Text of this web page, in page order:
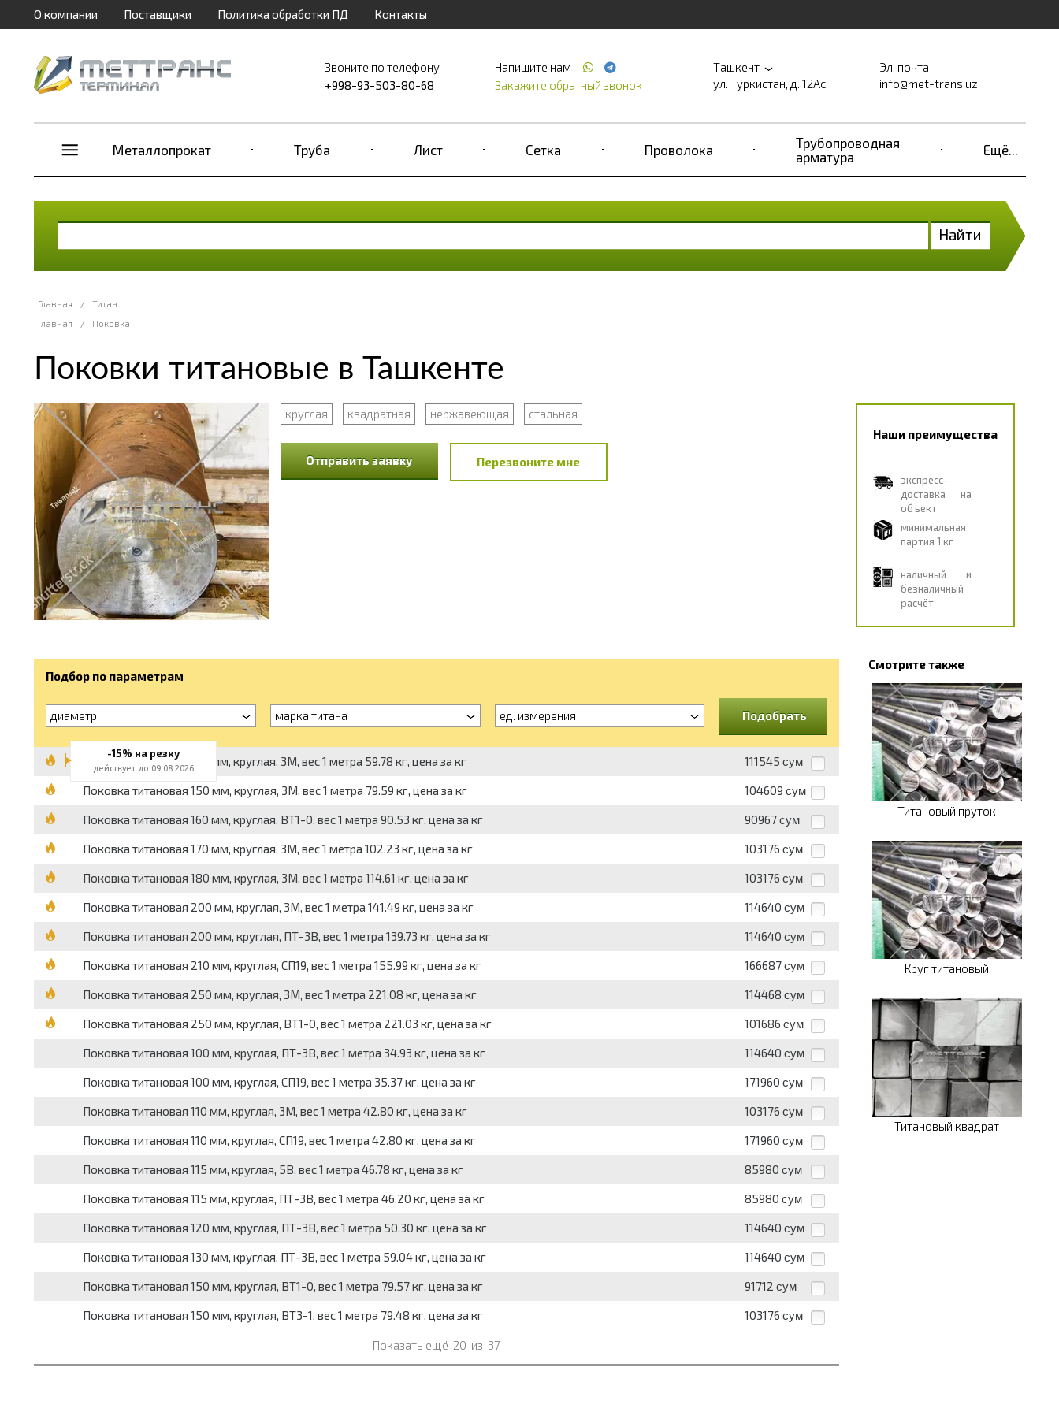
О компании Поставщики Политика обработки ПД Контакты
Звоните по телефону
+998-93-503-80-68
Напишите нам
Закажите обратный звонок
Ташкент
ул. Туркистан, д. 12Ас
Эл. почта
info@met-trans.uz
Металлопрокат Труба Лист Сетка Проволока
Трубопроводная
арматура
Ещё...
Найти
Главная /
Титан
Главная
/ Поковка
Поковки титановые в Ташкенте
круглая квадратная нержавеющая стальная
Отправить заявку Перезвоните мне
Наши преимущества
экспресс-
доставка на
объект
минимальная
партия 1 кг
наличный и
безналичный
расчёт
Подбор по параметрам
диаметр марка титана ед. измерения Подобрать
Поковка титановая 130 мм, круглая, 3М, вес 1 метра 59.78 кг, цена за кг 111545 сум
Поковка титановая 150 мм, круглая, 3М, вес 1 метра 79.59 кг, цена за кг 104609 сум
Поковка титановая 160 мм, круглая, ВТ1-0, вес 1 метра 90.53 кг, цена за кг 90967 сум
Поковка титановая 170 мм, круглая, 3М, вес 1 метра 102.23 кг, цена за кг 103176 сум
Поковка титановая 180 мм, круглая, 3М, вес 1 метра 114.61 кг, цена за кг 103176 сум
Поковка титановая 200 мм, круглая, 3М, вес 1 метра 141.49 кг, цена за кг 114640 сум
Поковка титановая 200 мм, круглая, ПТ-3В, вес 1 метра 139.73 кг, цена за кг 114640 сум
Поковка титановая 210 мм, круглая, СП19, вес 1 метра 155.99 кг, цена за кг 166687 сум
Поковка титановая 250 мм, круглая, 3М, вес 1 метра 221.08 кг, цена за кг 114468 сум
Поковка титановая 250 мм, круглая, ВТ1-0, вес 1 метра 221.03 кг, цена за кг 101686 сум
Поковка титановая 100 мм, круглая, ПТ-3В, вес 1 метра 34.93 кг, цена за кг 114640 сум
Поковка титановая 100 мм, круглая, СП19, вес 1 метра 35.37 кг, цена за кг 171960 сум
Поковка титановая 110 мм, круглая, 3М, вес 1 метра 42.80 кг, цена за кг 103176 сум
Поковка титановая 110 мм, круглая, СП19, вес 1 метра 42.80 кг, цена за кг 171960 сум
Поковка титановая 115 мм, круглая, 5В, вес 1 метра 46.78 кг, цена за кг 85980 сум
Поковка титановая 115 мм, круглая, ПТ-3В, вес 1 метра 46.20 кг, цена за кг 85980 сум
Поковка титановая 120 мм, круглая, ПТ-3В, вес 1 метра 50.30 кг, цена за кг 114640 сум
Поковка титановая 130 мм, круглая, ПТ-3В, вес 1 метра 59.04 кг, цена за кг 114640 сум
Поковка титановая 150 мм, круглая, ВТ1-0, вес 1 метра 79.57 кг, цена за кг 91712 сум
Поковка титановая 150 мм, круглая, ВТ3-1, вес 1 метра 79.48 кг, цена за кг 103176 сум
Показать ещё 20 из 37
Смотрите также
Титановый пруток
Круг титановый
Титановый квадрат
-15% на резку
действует до 09.08.2026